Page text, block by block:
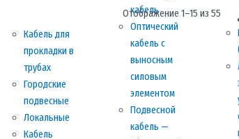
Кабель для
прокладки в
трубах
Городские
подвесные
Локальные
Кабель
кабель
Оптический
кабель с
выносным
силовым
элементом
Подвесной
кабель —
Отображение 1–15 из 55